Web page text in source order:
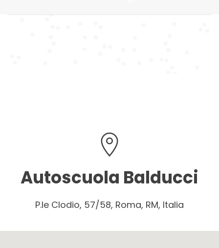
Autoscuola Balducci
P.le Clodio, 57/58, Roma, RM, Italia